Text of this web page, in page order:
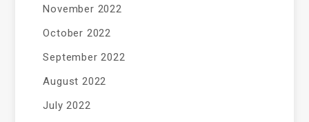
November 2022
October 2022
September 2022
August 2022
July 2022